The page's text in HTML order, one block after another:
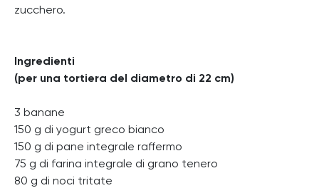
zucchero.
Ingredienti
(per una tortiera del diametro di 22 cm)
3 banane
150 g di yogurt greco bianco
150 g di pane integrale raffermo
75 g di farina integrale di grano tenero
80 g di noci tritate